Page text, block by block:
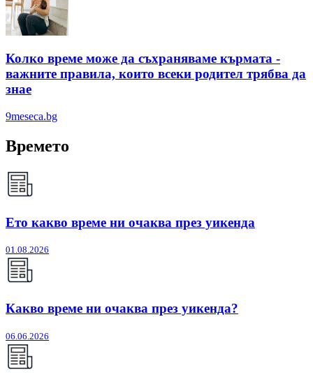
Колко време може да съхраняваме кърмата -
важните правила, които всеки родител трябва да
знае
9meseca.bg
Времето
Ето какво време ни очаква през уикенда
01.08.2026
Какво време ни очаква през уикенда?
06.06.2026